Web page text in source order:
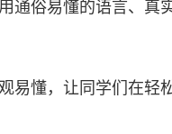
俗易懂的语言、真
懂，让同学们在轻